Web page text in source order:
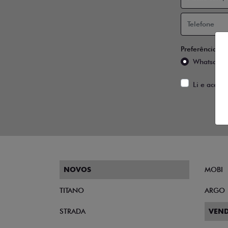
Preferência de
Whatsapp
Li e aceito
NOVOS
TITANO
STRADA
MOBI
ARGO